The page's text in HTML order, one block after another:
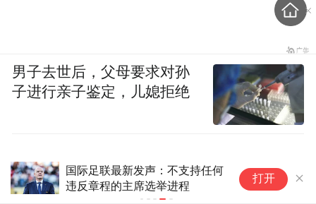
国际足联最新发声：不支持任何
违反章程的主席选举进程
打开
男子去世后，父母要求对孙
子进行亲子鉴定，儿媳拒绝